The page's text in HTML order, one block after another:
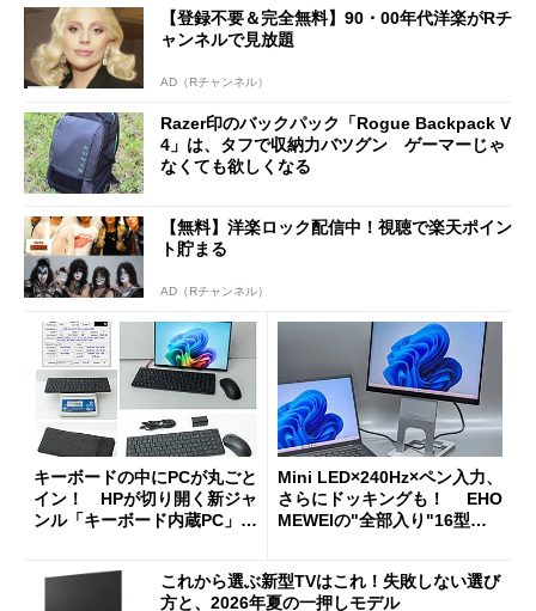
【登録不要＆完全無料】90・00年代洋楽がRチ
ャンネルで見放題
AD（Rチャンネル）
Razer印のバックパック「Rogue Backpack V
4」は、タフで収納力バツグン ゲーマーじゃ
なくても欲しくなる
【無料】洋楽ロック配信中！視聴で楽天ポイン
ト貯まる
AD（Rチャンネル）
キーボードの中にPCが丸ごと
イン！ HPが切り開く新ジャ
ンル「キーボード内蔵PC」の
Mini LED×240Hz×ペン入力、
さらにドッキングも！ EHO
MEWEIの"全部入り"16型モ
これから選ぶ新型TVはこれ！失敗しない選び
方と、2026年夏の一押しモデル